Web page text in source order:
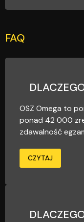
FAQ
OSZ Omega to
ponad 42 000
zdawalność
CZYTAJ